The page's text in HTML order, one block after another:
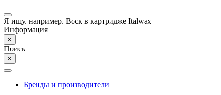
Я ищу, например, Воск в картридже Italwax
Информация
×
Поиск
×
Бренды и производители